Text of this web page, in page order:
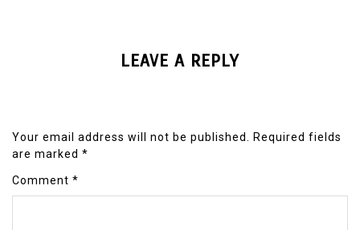
LEAVE A REPLY
Your email address will not be published.
Required fields
are marked *
Comment *